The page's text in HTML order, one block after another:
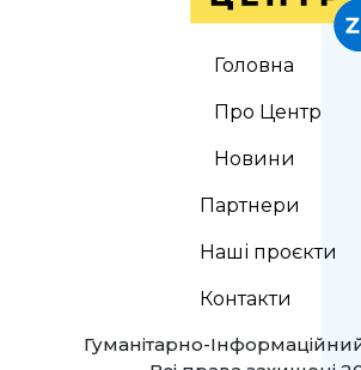
Головна
Про Центр
Новини
Партнери
Наші проєкти
Контакти
Гуманітарно-